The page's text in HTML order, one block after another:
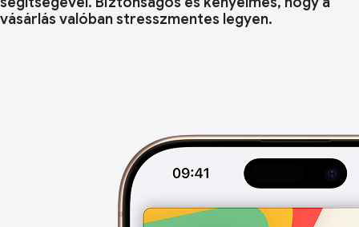
vásárlás valóban stresszmentes legyen.